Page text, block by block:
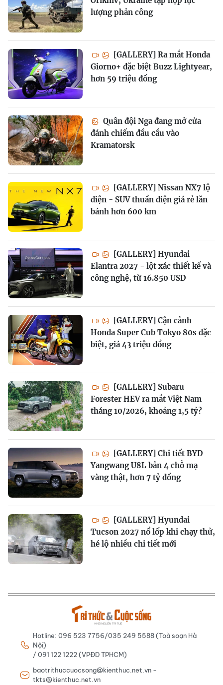
lượng phản công
[GALLERY] Ra mắt Honda
Giorno+ đặc biệt Buzz Lightyear,
hơn 59 triệu đồng
Quân đội Nga đang mở cửa
đánh chiếm đầu cầu vào
Kramatorsk
[GALLERY] Nissan NX7 lộ
diện - SUV thuần điện giá rẻ lăn
bánh hơn 600 km
[GALLERY] Hyundai
Elantra 2027 - lột xác thiết kế và
công nghệ, từ 16.850 USD
[GALLERY] Cận cảnh
Honda Super Cub Tokyo 80s đặc
biệt, giá 43 triệu đồng
[GALLERY] Subaru
Forester HEV ra mắt Việt Nam
tháng 10/2026, khoảng 1,5 tỷ?
[GALLERY] Chi tiết BYD
Yangwang U8L bản 4 chỗ mạ
vàng thật, hơn 7 tỷ đồng
[GALLERY] Hyundai
Tucson 2027 nổ lốp khi chạy thử,
hé lộ nhiều chi tiết mới
Hotline: 096 523 7756/035 249 5588 (Toà soạn Hà
Nội)
/ 091 122 1222 (VPĐD TPHCM)
baotrithuccuocsong@kienthuc.net.vn -
tkts@kienthuc.net.vn